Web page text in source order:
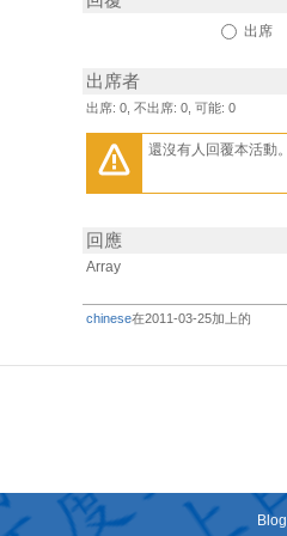
出席
出席者
出席: 0, 不出席: 0, 可能: 0
還沒有人回覆本活動。
回應
Array
chinese在2011-03-25加上的
Blog